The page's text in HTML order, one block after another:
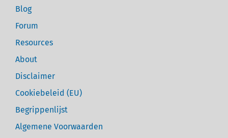
Blog
Forum
Resources
About
Disclaimer
Cookiebeleid (EU)
Begrippenlijst
Algemene Voorwaarden